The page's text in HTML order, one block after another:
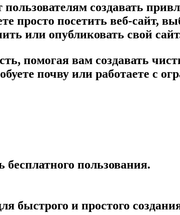
создавать
просто посетить веб-сайт,
или опубликовать свой
помогая вам создавать
почву или работаете с
пользования.
быстрого и простого